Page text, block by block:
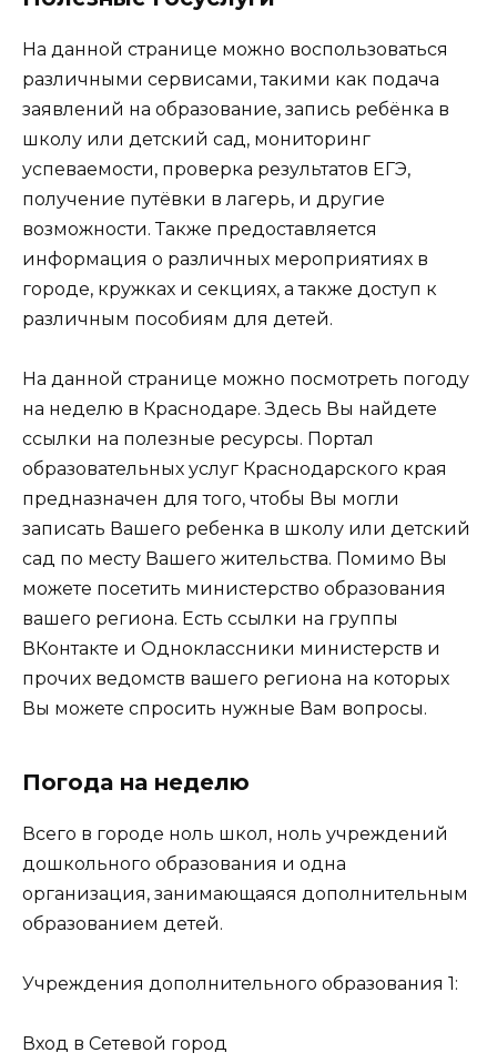
На данной странице можно воспользоваться
различными сервисами, такими как подача
заявлений на образование, запись ребёнка в
школу или детский сад, мониторинг
успеваемости, проверка результатов ЕГЭ,
получение путёвки в лагерь, и другие
возможности. Также предоставляется
информация о различных мероприятиях в
городе, кружках и секциях, а также доступ к
различным пособиям для детей.
На данной странице можно посмотреть погоду
на неделю в Краснодаре. Здесь Вы найдете
ссылки на полезные ресурсы. Портал
образовательных услуг Краснодарского края
предназначен для того, чтобы Вы могли
записать Вашего ребенка в школу или детский
сад по месту Вашего жительства. Помимо Вы
можете посетить министерство образования
вашего региона. Есть ссылки на группы
ВКонтакте и Одноклассники министерств и
прочих ведомств вашего региона на которых
Вы можете спросить нужные Вам вопросы.
Погода на неделю
Всего в городе ноль школ, ноль учреждений
дошкольного образования и одна
организация, занимающаяся дополнительным
образованием детей.
Учреждения дополнительного образования 1:
Вход в Сетевой город